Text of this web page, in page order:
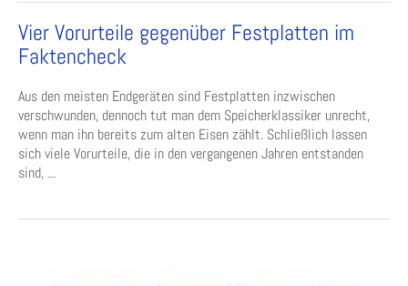
Vier Vorurteile gegenüber Festplatten im
Faktencheck​
Aus den meisten Endgeräten sind Festplatten inzwischen
verschwunden, dennoch tut man dem Speicherklassiker unrecht,
wenn man ihn bereits zum alten Eisen zählt. Schließlich lassen
sich viele Vorurteile, die in den vergangenen Jahren entstanden
sind, ...